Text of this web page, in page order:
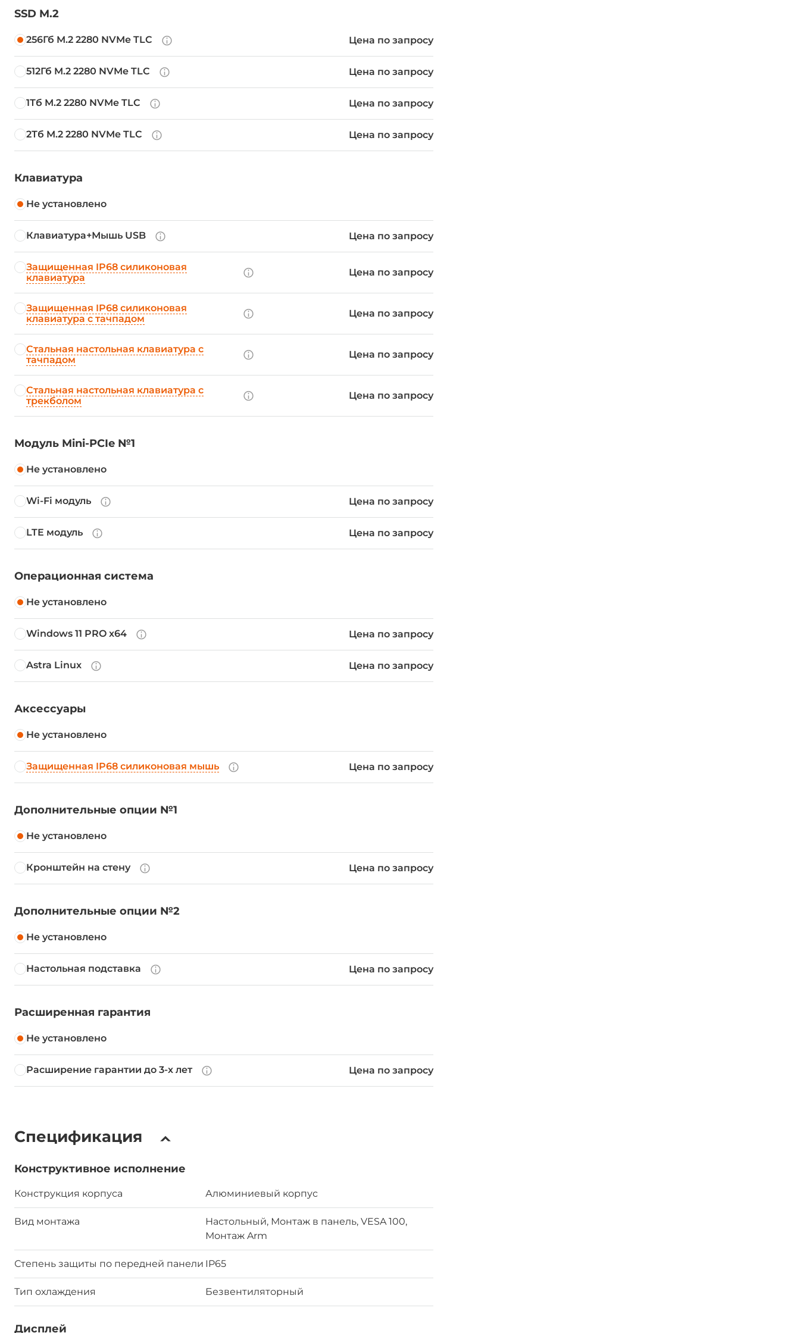
SSD M.2
256Гб M.2 2280 NVMe TLC Цена по запросу
512Гб M.2 2280 NVMe TLC Цена по запросу
1Тб M.2 2280 NVMe TLC Цена по запросу
2Тб M.2 2280 NVMe TLC Цена по запросу
Клавиатура
Не установлено
Клавиатура+Мышь USB Цена по запросу
Защищенная IP68 силиконовая
клавиатура
Цена по запросу
Защищенная IP68 силиконовая
клавиатура с тачпадом
Цена по запросу
Стальная настольная клавиатура с
тачпадом
Цена по запросу
Стальная настольная клавиатура с
трекболом
Цена по запросу
Модуль Mini-PCIe №1
Не установлено
Wi-Fi модуль Цена по запросу
LTE модуль Цена по запросу
Операционная система
Не установлено
Windows 11 PRO x64 Цена по запросу
Astra Linux Цена по запросу
Аксессуары
Не установлено
Защищенная IP68 силиконовая мышь Цена по запросу
Дополнительные опции №1
Не установлено
Кронштейн на стену Цена по запросу
Дополнительные опции №2
Не установлено
Настольная подставка Цена по запросу
Расширенная гарантия
Не установлено
Расширение гарантии до 3-х лет Цена по запросу
Спецификация
Конструктивное исполнение
Конструкция корпуса Алюминиевый корпус
Вид монтажа
Настольный, Монтаж в панель, VESA 100,
Монтаж Arm
Степень защиты по передней панели IP65
Тип охлаждения Безвентиляторный
Дисплей